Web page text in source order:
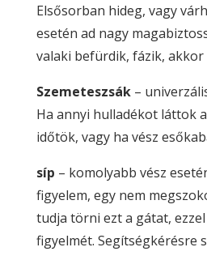
Elsősorban hideg, vagy
esetén ad nagy
valaki befürdik, fázik, akkor
Szemeteszsák–
Ha annyi hulladékot láttok
időtök, vagy ha vész
síp – komolyabb vész
figyelem, egy nem
tudja törni ezt a gátat,
figyelmét. Segítségkérésre